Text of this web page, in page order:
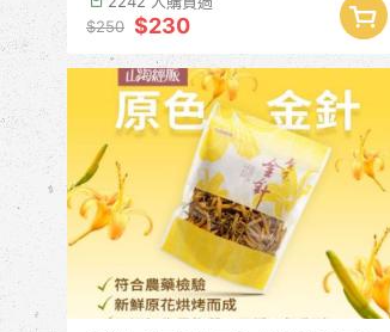
$250 $230